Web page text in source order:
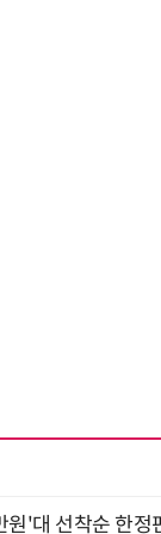
'대 선착순 한정